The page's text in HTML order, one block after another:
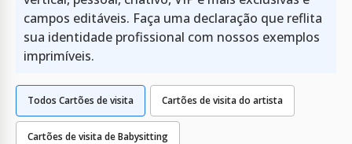
campos editáveis. Faça uma declaração que reflita
sua identidade profissional com nossos exemplos
imprimíveis.
Todos Cartões de visita Cartões de visita do artista
Cartões de visita de Babysitting